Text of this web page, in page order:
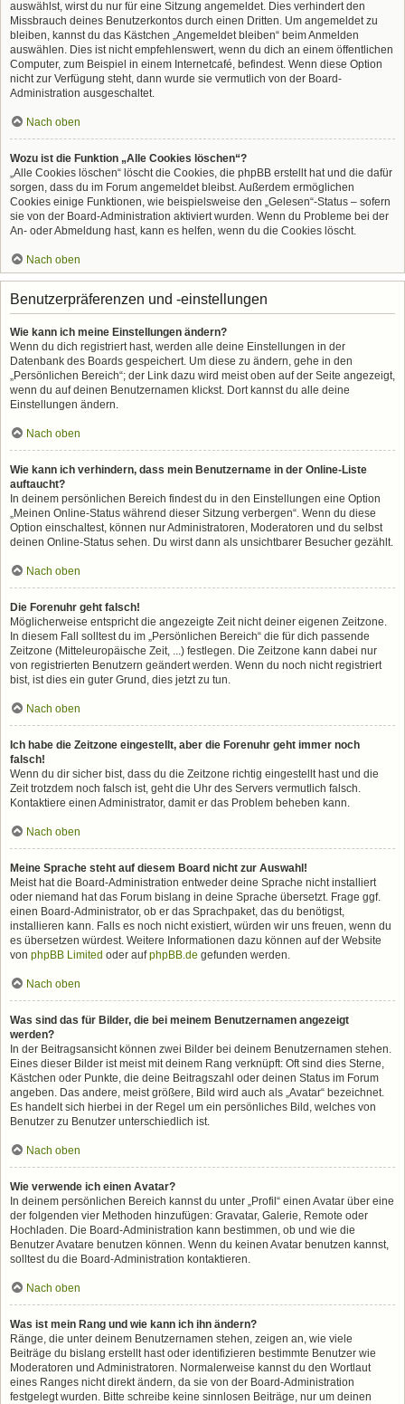
auswählst, wirst du nur für eine Sitzung angemeldet. Dies verhindert den
Missbrauch deines Benutzerkontos durch einen Dritten. Um angemeldet zu
bleiben, kannst du das Kästchen „Angemeldet bleiben“ beim Anmelden
auswählen. Dies ist nicht empfehlenswert, wenn du dich an einem öffentlichen
Computer, zum Beispiel in einem Internetcafé, befindest. Wenn diese Option
nicht zur Verfügung steht, dann wurde sie vermutlich von der Board-
Administration ausgeschaltet.
Nach oben
Wozu ist die Funktion „Alle Cookies löschen“?
„Alle Cookies löschen“ löscht die Cookies, die phpBB erstellt hat und die dafür
sorgen, dass du im Forum angemeldet bleibst. Außerdem ermöglichen
Cookies einige Funktionen, wie beispielsweise den „Gelesen“-Status – sofern
sie von der Board-Administration aktiviert wurden. Wenn du Probleme bei der
An- oder Abmeldung hast, kann es helfen, wenn du die Cookies löscht.
Nach oben
Benutzerpräferenzen und -einstellungen
Wie kann ich meine Einstellungen ändern?
Wenn du dich registriert hast, werden alle deine Einstellungen in der
Datenbank des Boards gespeichert. Um diese zu ändern, gehe in den
„Persönlichen Bereich“; der Link dazu wird meist oben auf der Seite angezeigt,
wenn du auf deinen Benutzernamen klickst. Dort kannst du alle deine
Einstellungen ändern.
Nach oben
Wie kann ich verhindern, dass mein Benutzername in der Online-Liste
auftaucht?
In deinem persönlichen Bereich findest du in den Einstellungen eine Option
„Meinen Online-Status während dieser Sitzung verbergen“. Wenn du diese
Option einschaltest, können nur Administratoren, Moderatoren und du selbst
deinen Online-Status sehen. Du wirst dann als unsichtbarer Besucher gezählt.
Nach oben
Die Forenuhr geht falsch!
Möglicherweise entspricht die angezeigte Zeit nicht deiner eigenen Zeitzone.
In diesem Fall solltest du im „Persönlichen Bereich“ die für dich passende
Zeitzone (Mitteleuropäische Zeit, ...) festlegen. Die Zeitzone kann dabei nur
von registrierten Benutzern geändert werden. Wenn du noch nicht registriert
bist, ist dies ein guter Grund, dies jetzt zu tun.
Nach oben
Ich habe die Zeitzone eingestellt, aber die Forenuhr geht immer noch
falsch!
Wenn du dir sicher bist, dass du die Zeitzone richtig eingestellt hast und die
Zeit trotzdem noch falsch ist, geht die Uhr des Servers vermutlich falsch.
Kontaktiere einen Administrator, damit er das Problem beheben kann.
Nach oben
Meine Sprache steht auf diesem Board nicht zur Auswahl!
Meist hat die Board-Administration entweder deine Sprache nicht installiert
oder niemand hat das Forum bislang in deine Sprache übersetzt. Frage ggf.
einen Board-Administrator, ob er das Sprachpaket, das du benötigst,
installieren kann. Falls es noch nicht existiert, würden wir uns freuen, wenn du
es übersetzen würdest. Weitere Informationen dazu können auf der Website
von phpBB Limited oder aufphpBB.de gefunden werden.
Nach oben
Was sind das für Bilder, die bei meinem Benutzernamen angezeigt
werden?
In der Beitragsansicht können zwei Bilder bei deinem Benutzernamen stehen.
Eines dieser Bilder ist meist mit deinem Rang verknüpft: Oft sind dies Sterne,
Kästchen oder Punkte, die deine Beitragszahl oder deinen Status im Forum
angeben. Das andere, meist größere, Bild wird auch als „Avatar“ bezeichnet.
Es handelt sich hierbei in der Regel um ein persönliches Bild, welches von
Benutzer zu Benutzer unterschiedlich ist.
Nach oben
Wie verwende ich einen Avatar?
In deinem persönlichen Bereich kannst du unter „Profil“ einen Avatar über eine
der folgenden vier Methoden hinzufügen: Gravatar, Galerie, Remote oder
Hochladen. Die Board-Administration kann bestimmen, ob und wie die
Benutzer Avatare benutzen können. Wenn du keinen Avatar benutzen kannst,
solltest du die Board-Administration kontaktieren.
Nach oben
Was ist mein Rang und wie kann ich ihn ändern?
Ränge, die unter deinem Benutzernamen stehen, zeigen an, wie viele
Beiträge du bislang erstellt hast oder identifizieren bestimmte Benutzer wie
Moderatoren und Administratoren. Normalerweise kannst du den Wortlaut
eines Ranges nicht direkt ändern, da sie von der Board-Administration
festgelegt wurden. Bitte schreibe keine sinnlosen Beiträge, nur um deinen